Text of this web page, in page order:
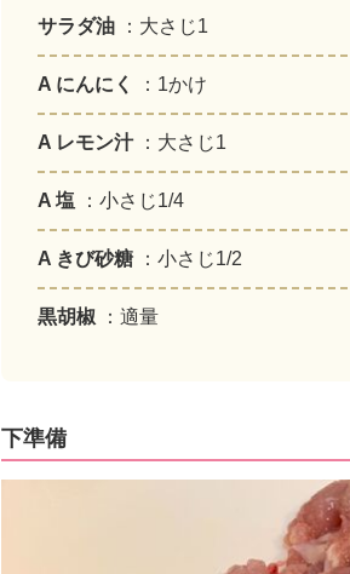
サラダ油 ：大さじ1
A にんにく ：1かけ
A レモン汁 ：大さじ1
A 塩 ：小さじ1/4
A きび砂糖 ：小さじ1/2
黒胡椒 ：適量
下準備